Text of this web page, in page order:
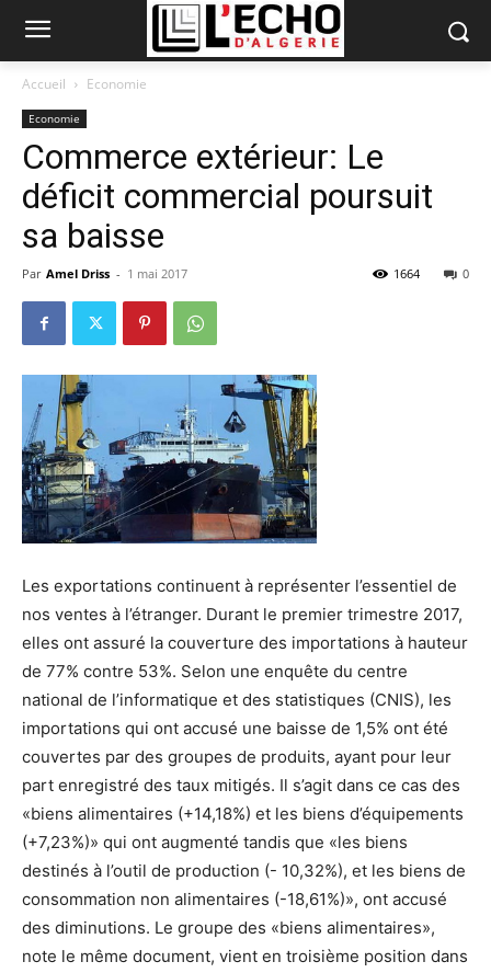
Accueil Economie
Economie
Commerce extérieur: Le
déficit commercial poursuit
sa baisse
Par Amel Driss - 1 mai 2017 0
1664
Les exportations continuent à représenter l’essentiel de
nos ventes à l’étranger. Durant le premier trimestre 2017,
elles ont assuré la couverture des importations à hauteur
de 77% contre 53%. Selon une enquête du centre
national de l’informatique et des statistiques (CNIS), les
importations qui ont accusé une baisse de 1,5% ont été
couvertes par des groupes de produits, ayant pour leur
part enregistré des taux mitigés. Il s’agit dans ce cas des
«biens alimentaires (+14,18%) et les biens d’équipements
(+7,23%)» qui ont augmenté tandis que «les biens
destinés à l’outil de production (- 10,32%), et les biens de
consommation non alimentaires (-18,61%)», ont accusé
des diminutions. Le groupe des «biens alimentaires»,
note le même document, vient en troisième position dans